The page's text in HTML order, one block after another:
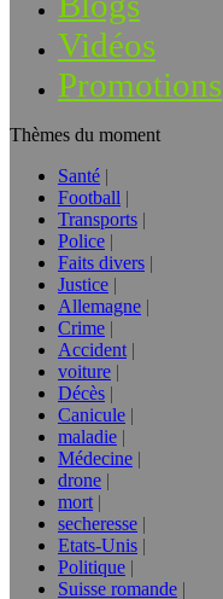
Vidéos
Promotions
Thèmes du moment
Santé
Football
Transports
Police
Faits divers
Justice
Allemagne
Crime
Accident
voiture
Décès
Canicule
maladie
Médecine
drone
mort
secheresse
Etats-Unis
Politique
Suisse romande